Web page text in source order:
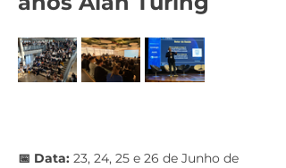
📅 Data: 23, 24, 25 e 26 de Junho de